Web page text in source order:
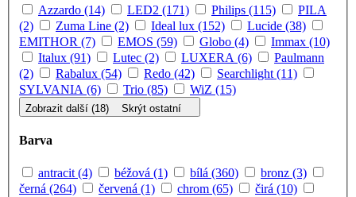
Azzardo (14) LED2 (171) Philips (115)
PILA
(2)
Zuma Line (2) Ideal lux (152)
Lucide (38)
EMITHOR (7)
EMOS (59) Globo (4)
Immax (10)
Italux (91)
Lutec (2) LUXERA (6)
Paulmann
(2)
Rabalux (54) Redo (42)
Searchlight (11)
SYLVANIA (6)
Trio (85) WiZ (15)
Zobrazit další (18) Skrýt ostatní
Barva
antracit (4) béžová (1) bílá (360)
bronz (3)
černá (264)
červená (1) chrom (65)
čirá (10)